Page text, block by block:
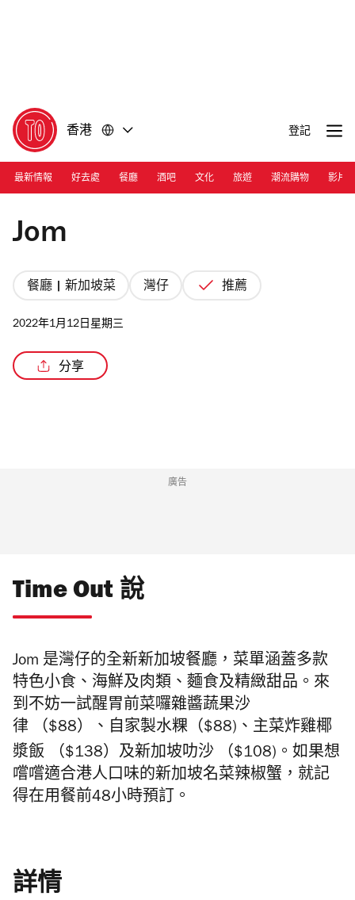
香港 登記
最新情報 好去處 餐廳 酒吧 文化 旅遊 潮流購物 影片
Photograph: Courtesy Jom
Jom
餐廳 | 新加坡菜 灣仔 推薦
2022年1月12日星期三
分享
廣告
Time Out 說
Jom 是灣仔的全新新加坡餐廳，菜單涵蓋多款
特色小食、海鮮及肉類、麵食及精緻甜品。來
到不妨一試醒胃前菜囉雜醬蔬果沙
律 （$88）、自家製水粿（$88)、主菜炸雞椰
漿飯
（$138）及新加坡叻沙 （$108)。 如果想
嚐嚐適合港人口味的新加坡名菜辣椒蟹，就記
得在用餐前48小時預訂。
詳情